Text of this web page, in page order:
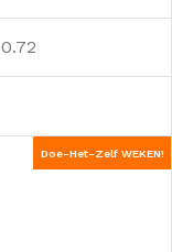
0.72
Doe-Het-Zelf WEKEN!